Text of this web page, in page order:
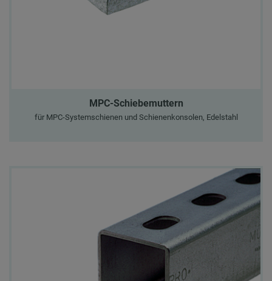
MPC-Schiebemuttern
für MPC-Systemschienen und Schienenkonsolen, Edelstahl